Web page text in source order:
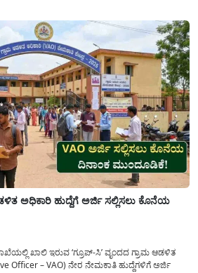
ಅಧಿಕಾರಿ ಹುದ್ದೆಗೆ ಅರ್ಜಿ ಸಲ್ಲಿಸಲು ಕೊನೆಯ
ಖಾಲಿ ಇರುವ ‘ಗ್ರೂಪ್-ಸಿ’ ವೃಂದದ ಗ್ರಾಮ ಆಡಳಿತ
Officer – VAO) ನೇರ ನೇಮಕಾತಿ ಹುದ್ದೆಗಳಿಗೆ ಅರ್ಜಿ